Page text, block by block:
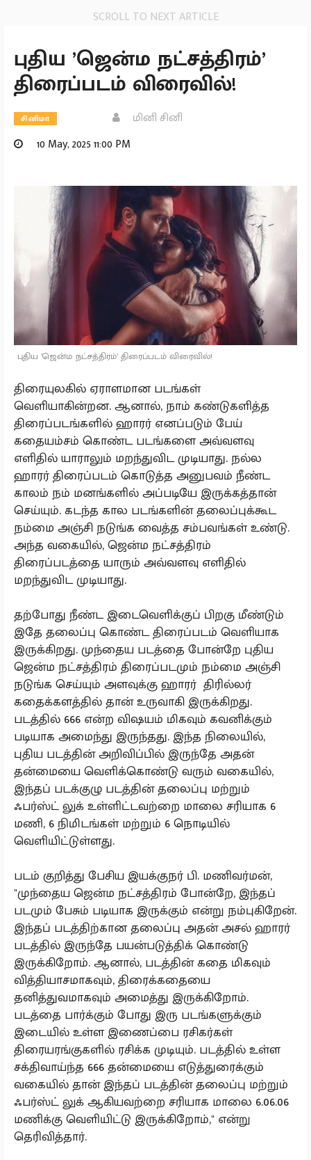
SCROLL TO NEXT ARTICLE
புதிய ’ஜென்ம நட்சத்திரம்’
திரைப்படம் விரைவில்!
சினிமா
மினி சினி
10 May, 2025 11:00 PM
புதிய ’ஜென்ம நட்சத்திரம்’ திரைப்படம் விரைவில்!
திரையுலகில் ஏராளமான படங்கள்
வெளியாகின்றன. ஆனால், நாம் கண்டுகளித்த
திரைப்படங்களில் ஹாரர் எனப்படும் பேய்
கதையம்சம் கொண்ட படங்களை அவ்வளவு
எளிதில் யாராலும் மறந்துவிட முடியாது. நல்ல
ஹாரர் திரைப்படம் கொடுத்த அனுபவம் நீண்ட
காலம் நம் மனங்களில் அப்படியே இருக்கத்தான்
செய்யும். கடந்த கால படங்களின் தலைப்புக்கூட
நம்மை அஞ்சி நடுங்க வைத்த சம்பவங்கள் உண்டு.
அந்த வகையில், ஜென்ம நட்சத்திரம்
திரைப்படத்தை யாரும் அவ்வளவு எளிதில்
மறந்துவிட முடியாது.
தற்போது நீண்ட இடைவெளிக்குப் பிறகு மீண்டும்
இதே தலைப்பு கொண்ட திரைப்படம் வெளியாக
இருக்கிறது. முந்தைய படத்தை போன்றே புதிய
ஜென்ம நட்சத்திரம் திரைப்படமும் நம்மை அஞ்சி
நடுங்க செய்யும் அளவுக்கு ஹாரர் திரில்லர்
கதைக்களத்தில் தான் உருவாகி இருக்கிறது.
படத்தில் 666 என்ற விஷயம் மிகவும் கவனிக்கும்
படியாக அமைந்து இருந்தது. இந்த நிலையில்,
புதிய படத்தின் அறிவிப்பில் இருந்தே அதன்
தன்மையை வெளிக்கொண்டு வரும் வகையில்,
இந்தப் படக்குழு படத்தின் தலைப்பு மற்றும்
ஃபர்ஸ்ட் லுக் உள்ளிட்டவற்றை மாலை சரியாக 6
மணி, 6 நிமிடங்கள் மற்றும் 6 நொடியில்
வெளியிட்டுள்ளது.
படம் குறித்து பேசிய இயக்குநர் பி. மணிவர்மன்,
"முந்தைய ஜென்ம நட்சத்திரம் போன்றே, இந்தப்
படமும் பேசும் படியாக இருக்கும் என்று நம்புகிறேன்.
இந்தப் படத்திற்கான தலைப்பு அதன் அசல் ஹாரர்
படத்தில் இருந்தே பயன்படுத்திக் கொண்டு
இருக்கிறோம். ஆனால், படத்தின் கதை மிகவும்
வித்தியாசமாகவும், திரைக்கதையை
தனித்துவமாகவும் அமைத்து இருக்கிறோம்.
படத்தை பார்க்கும் போது இரு படங்களுக்கும்
இடையில் உள்ள இணைப்பை ரசிகர்கள்
திரையரங்குகளில் ரசிக்க முடியும். படத்தில் உள்ள
சக்திவாய்ந்த 666 தன்மையை எடுத்துரைக்கும்
வகையில் தான் இந்தப் படத்தின் தலைப்பு மற்றும்
ஃபர்ஸ்ட் லுக் ஆகியவற்றை சரியாக மாலை 6.06.06
மணிக்கு வெளியிட்டு இருக்கிறோம்," என்று
தெரிவித்தார்.